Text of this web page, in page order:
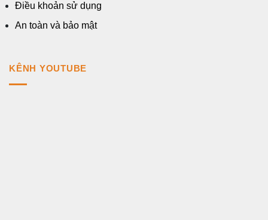
Điều khoản sử dụng
An toàn và bảo mật
KÊNH YOUTUBE